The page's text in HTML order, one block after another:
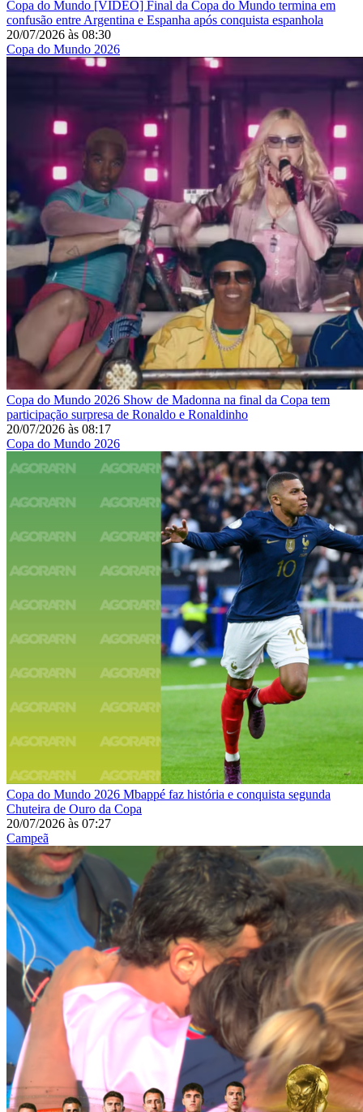
Copa do Mundo [VÍDEO] Final da Copa do Mundo termina em
confusão entre Argentina e Espanha após conquista espanhola
20/07/2026 às 08:30
Copa do Mundo 2026
Copa do Mundo 2026 Show de Madonna na final da Copa tem
participação surpresa de Ronaldo e Ronaldinho
20/07/2026 às 08:17
Copa do Mundo 2026
Copa do Mundo 2026 Mbappé faz história e conquista segunda
Chuteira de Ouro da Copa
20/07/2026 às 07:27
Campeã